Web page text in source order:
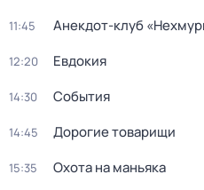
11:45 Анекдот-клуб
12:20 Евдокия
14:30 События
14:45 Дорогие товарищи
15:35 Охота на маньяка